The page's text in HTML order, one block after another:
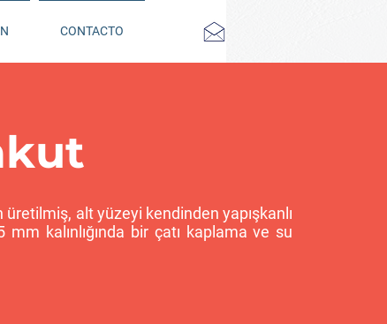
CONTACTO
üretilmiş, alt yüzeyi kendinden yapışkanlı
kalınlığında bir çatı kaplama ve su